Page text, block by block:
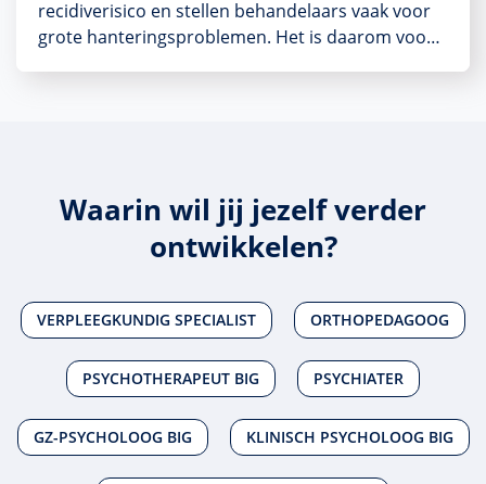
recidiverisico en stellen behandelaars vaak voor
grote hanteringsproblemen. Het is daarom voo…
Waarin wil jij jezelf verder
ontwikkelen?
VERPLEEGKUNDIG SPECIALIST ORTHOPEDAGOOG
PSYCHOTHERAPEUT BIG PSYCHIATER
GZ-PSYCHOLOOG BIG KLINISCH PSYCHOLOOG BIG